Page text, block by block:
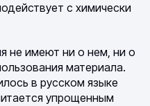
с химически
не имеют ни о нем, ни о
материала.
в русском языке
упрощенным